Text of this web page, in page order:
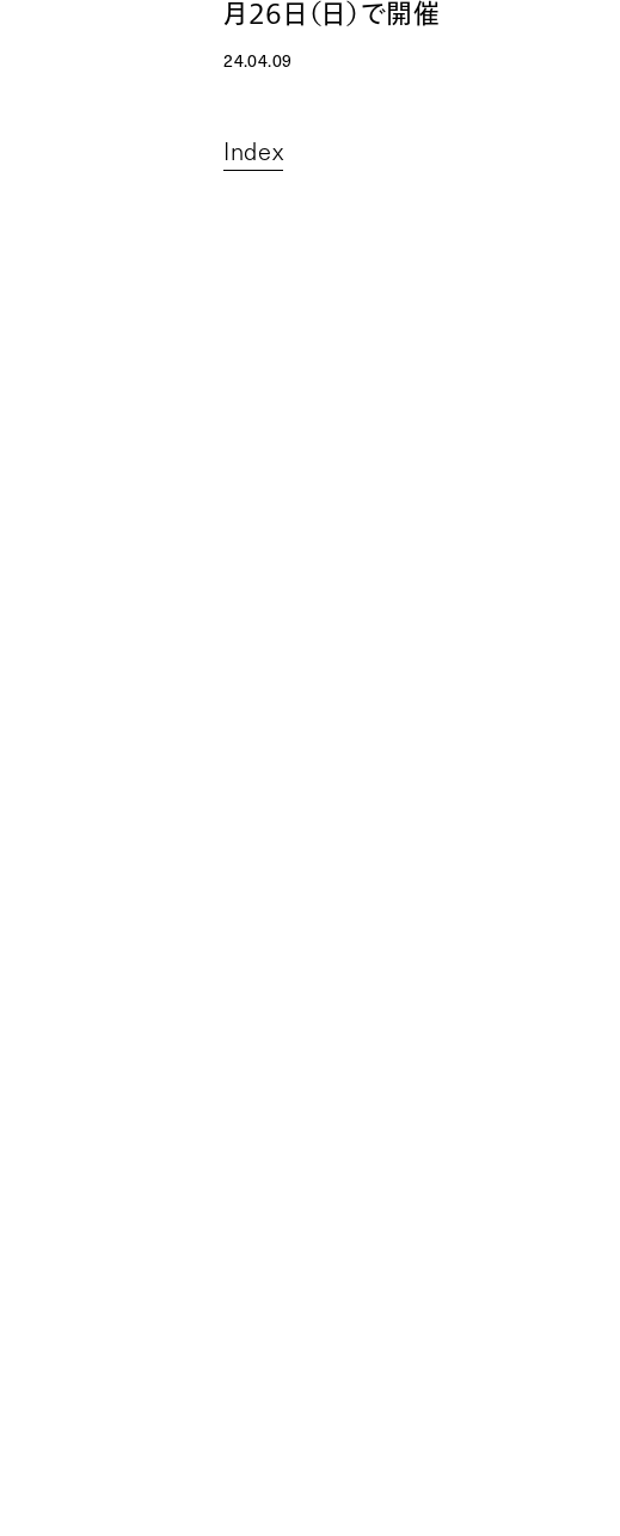
月26日（日）で開催
24.04.09
Index